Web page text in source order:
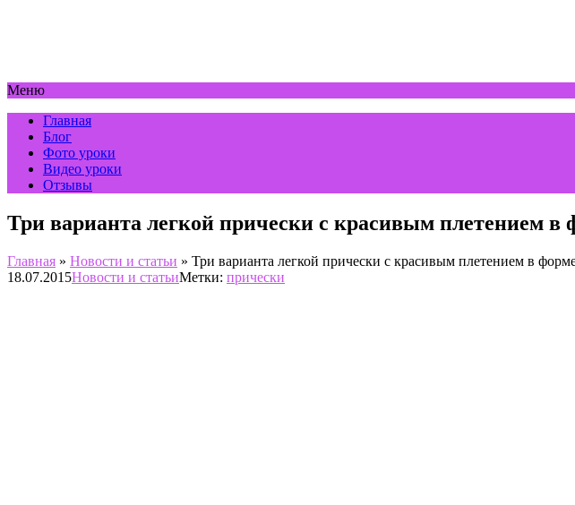
Меню
Главная
Блог
Фото уроки
Видео уроки
Отзывы
Три варианта легкой прически с красивым плетением
Главная » Новости и статьи » Три варианта легкой прически с красивым плетением в
18.07.2015Новости и статьиМетки: прически